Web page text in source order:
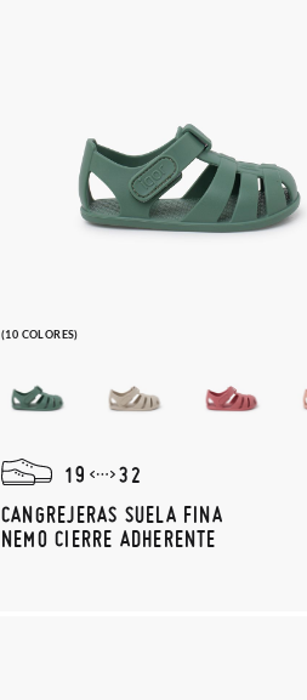
(10 COLORES)
19
32
CANGREJERAS SUELA FINA
NEMO CIERRE ADHERENTE